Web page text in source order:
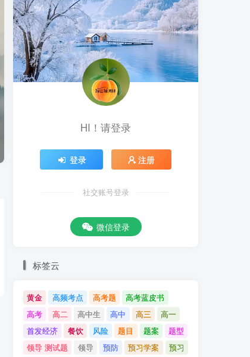
HI！请登录
登录 注册
社交账号登录
微信登录
标签云
黄金 高频考点 高考题
高考蓝皮书
高考
高二 高中生 高中 高三
高一
首发经济
餐饮 风险 题目 题案
题型
领导 测试题
领导 预防 预习学案
预习